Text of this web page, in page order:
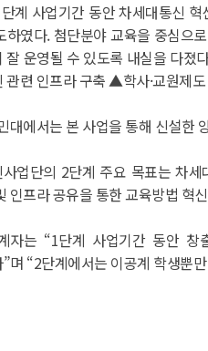
계 사업기간 동안 차세대통신
하였다. 첨단분야 교육을 중심으
잘 운영될 수 있도록 내실을 다
관련 인프라 구축 ▲학사·교원제
대에서는 본 사업을 통해 신설한
업단의 2단계 주요 목표는 차
인프라 공유을 통한 교육방법 혁
자는 “1단계 사업기간 동안
며 “2단계에서는 이공계 학생뿐